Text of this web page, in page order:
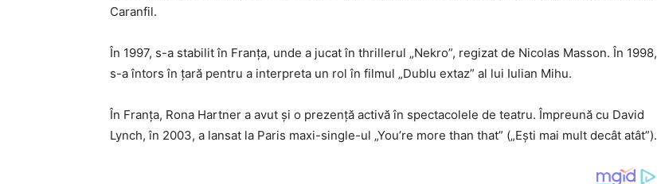
Caranfil.
În 1997, s-a stabilit în Franța, unde a jucat în thrillerul „Nekro”, regizat de Nicolas Masson. În 1998,
s-a întors în țară pentru a interpreta un rol în filmul „Dublu extaz” al lui Iulian Mihu.
În Franța, Rona Hartner a avut și o prezență activă în spectacolele de teatru. Împreună cu David
Lynch, în 2003, a lansat la Paris maxi-single-ul „You’re more than that” („Ești mai mult decât atât”).